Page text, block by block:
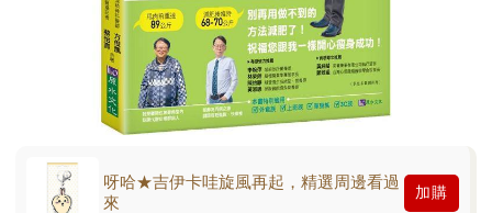
呀哈★吉伊卡哇旋風再起，精選周邊看過
來
加購